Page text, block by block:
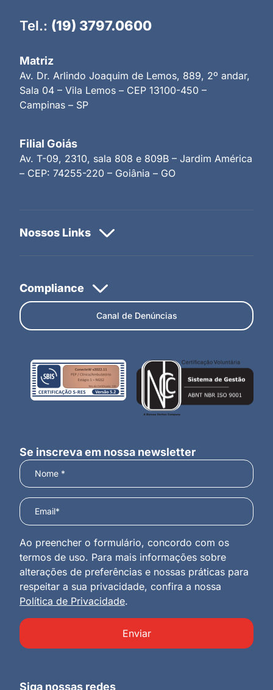
Tel.: (19) 3797.0600
Matriz
Av. Dr. Arlindo Joaquim de Lemos, 889, 2º andar,
Sala 04 – Vila Lemos – CEP 13100-450 –
Campinas – SP
Filial Goiás
Av. T-09, 2310, sala 808 e 809B – Jardim América
– CEP: 74255-220 – Goiânia – GO
Canal de Denúncias
Se inscreva em nossa newsletter
Ao preencher o formulário, concordo com os
termos de uso. Para mais informações sobre
alterações de preferências e nossas práticas para
respeitar a sua privacidade, confira a nossa
Política de Privacidade.
Enviar
Siga nossas redes